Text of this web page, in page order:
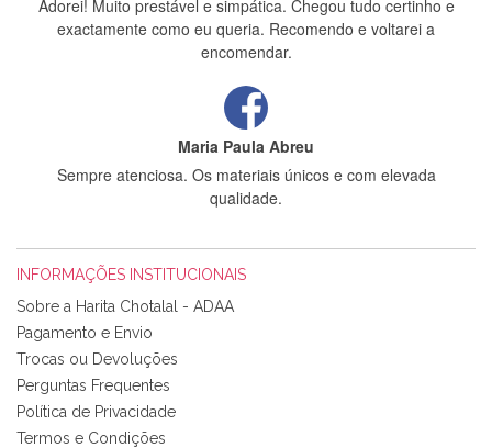
Adorei! Muito prestável e simpática. Chegou tudo certinho e
exactamente como eu queria. Recomendo e voltarei a
encomendar.
Maria Paula Abreu
Sempre atenciosa. Os materiais únicos e com elevada
qualidade.
Tudo chegou em condições, pois os produtos vieram muito
bem acondicionados. Estou plenamente satisfeita com os
produtos adquiridos. Relativamente à bolsa, tem um tecido
com um padrão e cores muito bonitas e a execução está
perfeitíssima. Futuramente penso voltar a comprar na vossa
loja, têm excelentes artigos a um preço muito justo. A
INFORMAÇÕES INSTITUCIONAIS
Sobre a Harita Chotalal - ADAA
Pagamento e Envio
Trocas ou Devoluções
Perguntas Frequentes
Política de Privacidade
Termos e Condições